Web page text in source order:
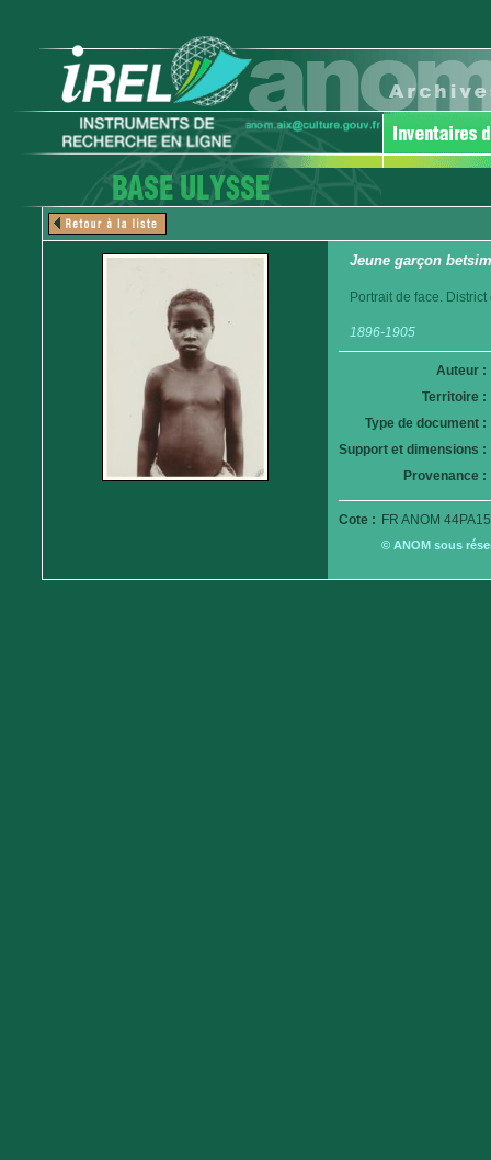
Jeune garçon
Portrait de face.
1896-1905
Auteur :
Territoire :
Type de document :
Support et dimensions :
Provenance :
Cote : FR ANOM
© ANOM sous